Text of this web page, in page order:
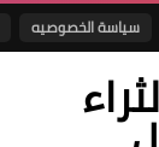
سياسة الخصوصيه